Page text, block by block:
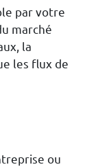
par votre
marché
la
les flux de
ou